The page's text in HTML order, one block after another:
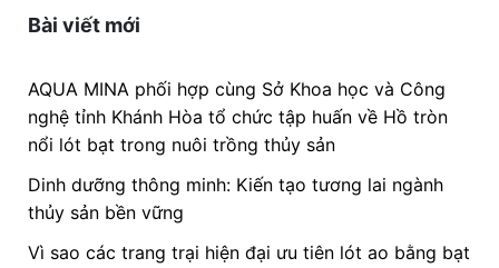
Bài viết mới
AQUA MINA phối hợp cùng Sở Khoa học và Công
nghệ tỉnh Khánh Hòa tổ chức tập huấn về Hồ tròn
nổi lót bạt trong nuôi trồng thủy sản
Dinh dưỡng thông minh: Kiến tạo tương lai ngành
thủy sản bền vững
Vì sao các trang trại hiện đại ưu tiên lót ao bằng bạt